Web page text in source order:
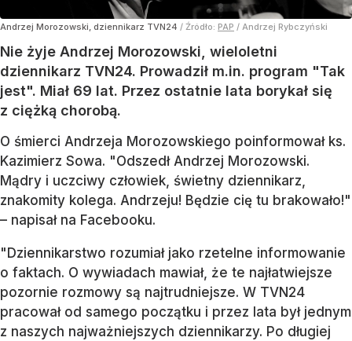
Andrzej Morozowski, dziennikarz TVN24 / Źródło: PAP / Andrzej Rybczyński
Nie żyje Andrzej Morozowski, wieloletni
dziennikarz TVN24. Prowadził m.in. program "Tak
jest". Miał 69 lat. Przez ostatnie lata borykał się
z ciężką chorobą.
O śmierci Andrzeja Morozowskiego poinformował ks.
Kazimierz Sowa. "Odszedł Andrzej Morozowski.
Mądry i uczciwy człowiek, świetny dziennikarz,
znakomity kolega. Andrzeju! Będzie cię tu brakowało!"
– napisał na Facebooku.
"Dziennikarstwo rozumiał jako rzetelne informowanie
o faktach. O wywiadach mawiał, że te najłatwiejsze
pozornie rozmowy są najtrudniejsze. W TVN24
pracował od samego początku i przez lata był jednym
z naszych najważniejszych dziennikarzy. Po długiej